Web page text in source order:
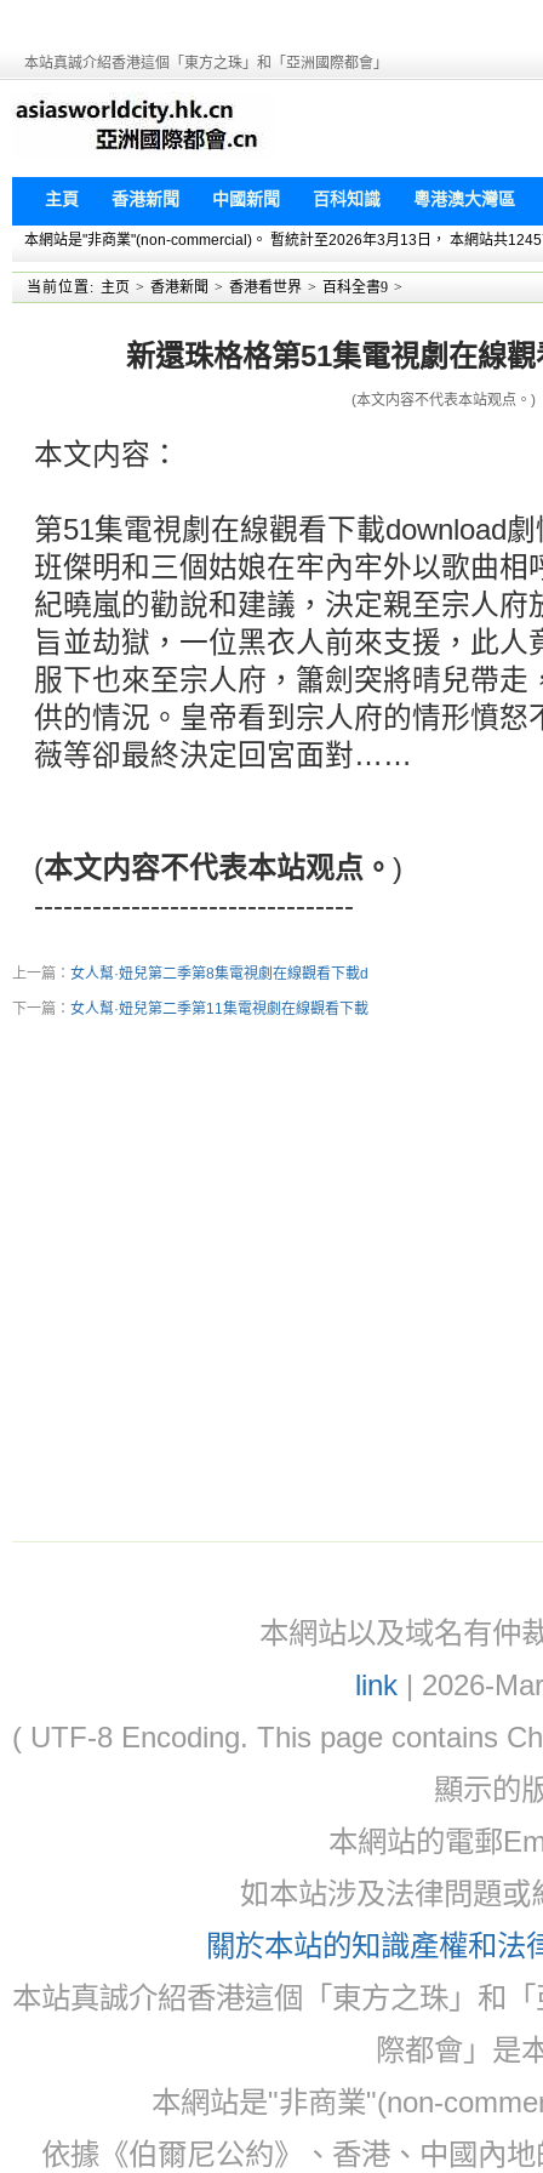
本站真誠介紹香港這個「東方之珠」和「亞洲國際都會」
主頁 香港新聞 中國新聞 百科知識 粵港澳大灣區
本網站是"非商業"(non-commercial)。 暫統計至2026年3月13日， 本網站共
当前位置: 主页 > 香港新聞 > 香港看世界 > 百科全書9 >
新還珠格格第51集電視劇在線
(本文内容不代表本站观点。)
本文内容：
第51集電視劇在線觀看下載download
班傑明和三個姑娘在牢內牢外以歌曲相
紀曉嵐的勸說和建議，決定親至宗人府
旨並劫獄，一位黑衣人前來支援，此人
服下也來至宗人府，簫劍突將晴兒帶走
供的情況。皇帝看到宗人府的情形憤怒
薇等卻最終決定回宮面對……
(本文内容不代表本站观点。 )
---------------------------------
上一篇： 女人幫·妞兒第二季第8集電視劇在線觀看下載d
下一篇： 女人幫·妞兒第二季第11集電視劇在線觀看下載
本網站以及域名有仲
link| 2026-
( UTF-8 Encoding. This page contains
顯示的
本網站的電郵
如本站涉及法律問題
關於本站的知識產權和法
本站真誠介紹香港這個「東方之珠」和
際都會」是
本網站是"非商業"(non-
依據《伯爾尼公約》、香港、中國內